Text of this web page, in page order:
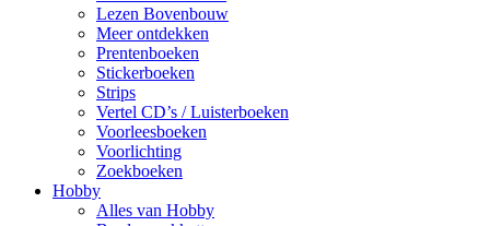
Lezen Bovenbouw
Meer ontdekken
Prentenboeken
Stickerboeken
Strips
Vertel CD’s / Luisterboeken
Voorleesboeken
Voorlichting
Zoekboeken
Hobby
Alles van Hobby